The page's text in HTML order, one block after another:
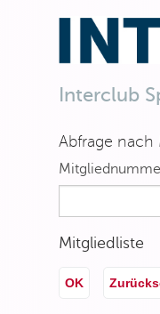
Interclub
Abfrage
Mitgliedliste
OK